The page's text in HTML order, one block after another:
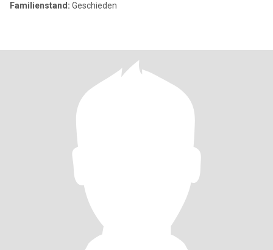
Familienstand: Geschieden